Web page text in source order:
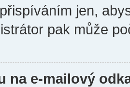
jen,
pak může
na e-mailový